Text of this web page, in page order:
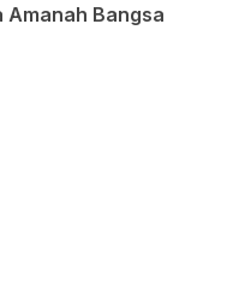
Amanah Bangsa